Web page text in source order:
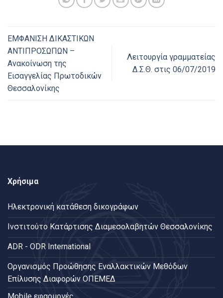
ΕΜΦΑΝΙΣΗ ΔΙΚΑΣΤΙΚΩΝ
ΑΝΤΙΠΡΟΣΩΠΩΝ –
Ανακοίνωση της
Εισαγγελίας Πρωτοδικών
Θεσσαλονίκης
Λειτουργία γραμματείας
Δ.Σ.Θ. στις 06/07/2019
Χρήσιμα
Ηλεκτρονική κατάθεση δικογράφων
Ινστιτούτο Κατάρτισης Διαμεσολαβητών Θεσσαλονίκης
ADR - ODR International
Oργανισμός Προώθησης Εναλλακτικών Μεθόδων
Επίλυσης Διαφορών ΟΠΕΜΕΔ